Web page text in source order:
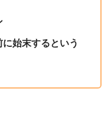
始末するという